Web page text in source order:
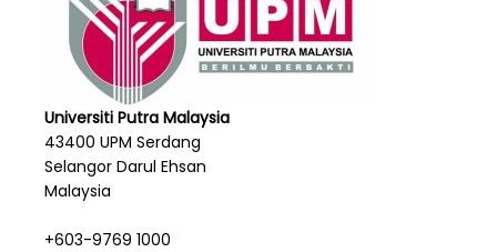
Universiti Putra Malaysia
43400 UPM Serdang
Selangor Darul Ehsan
Malaysia
+603-9769 1000